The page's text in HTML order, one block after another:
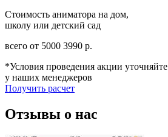
Стоимость аниматора на дом,
школу или детский сад
всего от 5000 3990 р.
*Условия проведения акции уточняйте
у наших менеджеров
Получить расчет
Отзывы о нас